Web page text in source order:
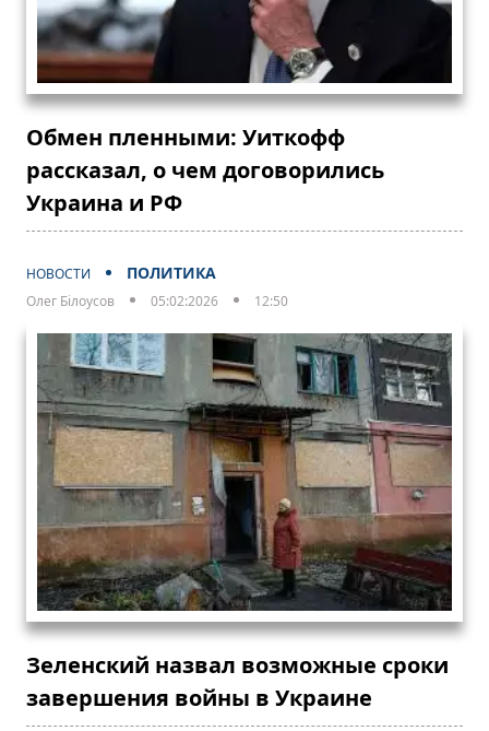
Обмен пленными: Уиткофф
рассказал, о чем договорились
Украина и РФ
НОВОСТИ ПОЛИТИКА
Олег Білоусов 05:02:2026 12:50
Зеленский назвал возможные сроки
завершения войны в Украине